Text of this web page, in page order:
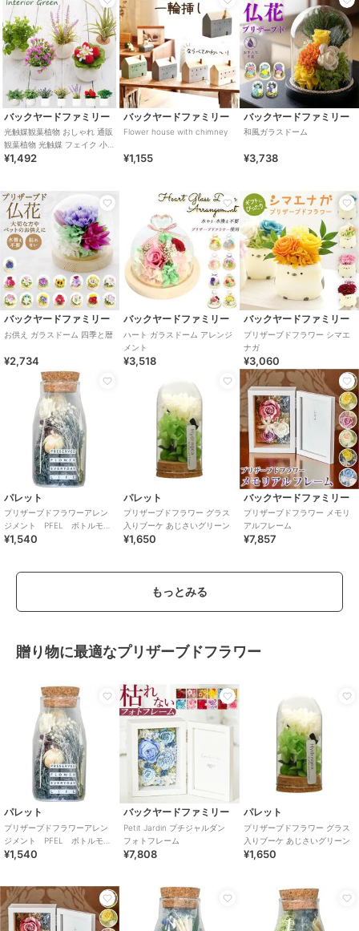
バックヤードファミリー
光触媒観葉植物 おしゃれ 通販
観葉植物 光触媒 フェイク 小さ
い 枯れない 造花 フェイクグリ
¥1,492
バックヤードファミリー
Flower house with chimney
¥1,155
バックヤードファミリー
和風ガラスドーム
¥3,738
バックヤードファミリー
お供え ガラスドーム 四季と暦
¥2,734
バックヤードファミリー
ハート ガラスドーム アレンジ
メント
¥3,518
バックヤードファミリー
プリザーブドフラワー シマエ
ナガ
¥3,060
パレット
プリザーブドフラワーアレン
ジメント PFEL ボトルモ
ス アイスランドモス ネイビ
¥1,540
パレット
プリザーブドフラワー グラス
入りブーケ あじさいグリーン
¥1,650
バックヤードファミリー
プリザーブドフラワー メモリ
アルフレーム
¥7,857
もっとみる
贈り物に最適なプリザーブドフラワー
パレット
プリザーブドフラワーアレン
ジメント PFEL ボトルモ
ス アイスランドモス ネイビ
¥1,540
バックヤードファミリー
Petit Jardin プチジャルダン
フォトフレーム
¥7,808
パレット
プリザーブドフラワー グラス
入りブーケ あじさいグリーン
¥1,650